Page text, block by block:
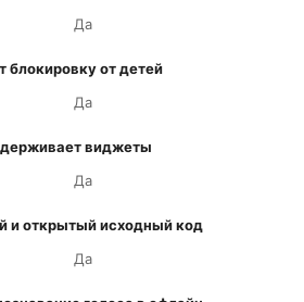
Да
блокировку от детей
Да
виджеты
Да
и открытый исходный код
Да